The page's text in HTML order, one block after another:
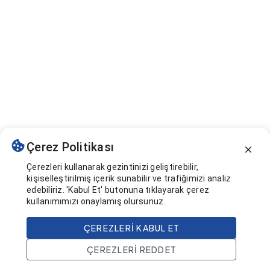
Ana Sayfa Ara Projeler Hesap
Çerez Politikası
Çerezleri kullanarak gezintinizi geliştirebilir,
kişiselleştirilmiş içerik sunabilir ve trafiğimizi analiz
edebiliriz. 'Kabul Et' butonuna tıklayarak çerez
kullanımımızı onaylamış olursunuz.
ÇEREZLERI KABUL ET
ÇEREZLERI REDDET